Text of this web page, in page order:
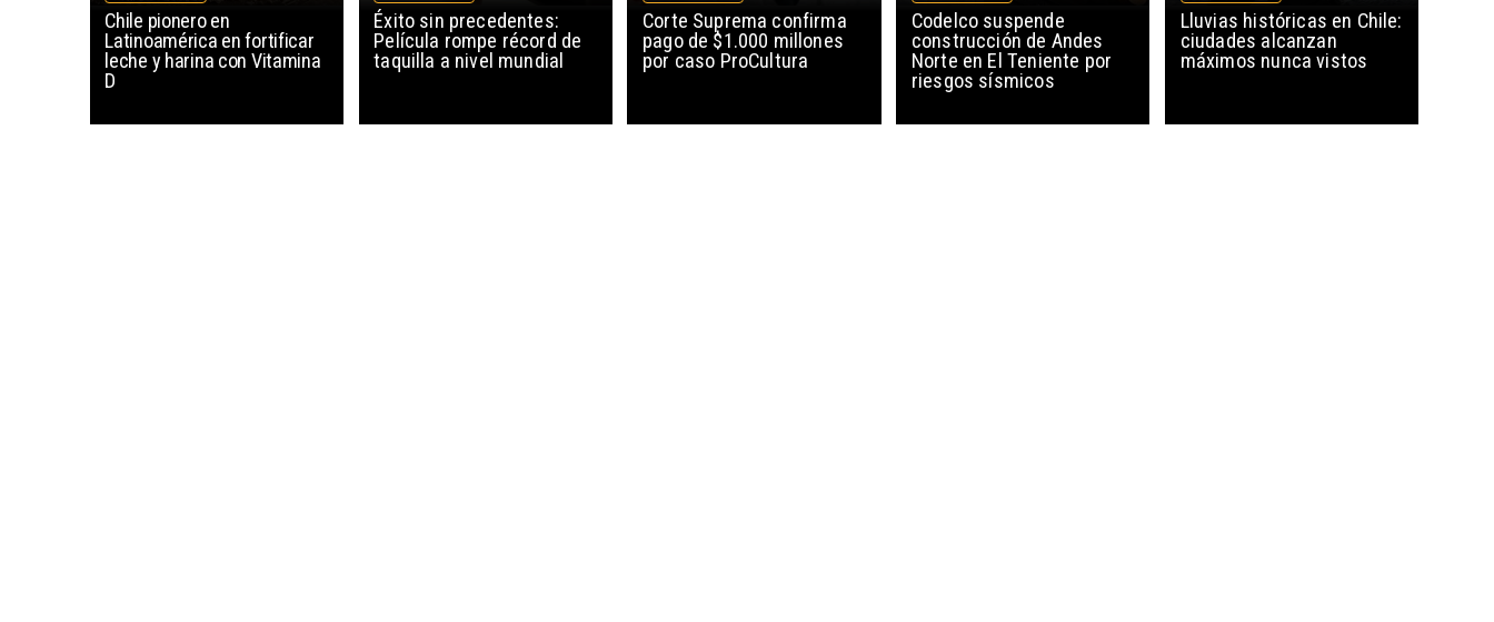
Chile pionero en
Latinoamérica en fortificar
leche y harina con Vitamina
D
Éxito sin precedentes:
Película rompe récord de
taquilla a nivel mundial
Corte Suprema confirma
pago de $1.000 millones
por caso ProCultura
Codelco suspende
construcción de Andes
Norte en El Teniente por
riesgos sísmicos
Lluvias históricas en Chile:
ciudades alcanzan
máximos nunca vistos